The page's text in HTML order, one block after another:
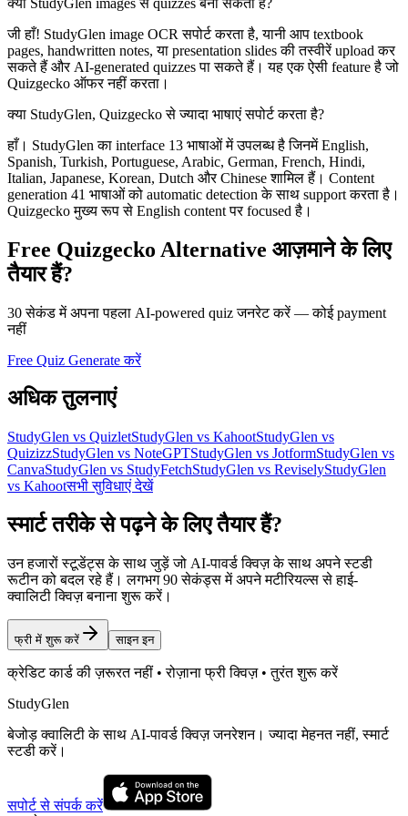
जी हाँ! StudyGlen image OCR सपोर्ट करता है, यानी आप textbook
pages, handwritten notes, या presentation slides की तस्वीरें upload कर
सकते हैं और AI-generated quizzes पा सकते हैं। यह एक ऐसी feature है जो
Quizgecko ऑफर नहीं करता।
क्या StudyGlen, Quizgecko से ज्यादा भाषाएं सपोर्ट करता है?
हाँ। StudyGlen का interface 13 भाषाओं में उपलब्ध है जिनमें English,
Spanish, Turkish, Portuguese, Arabic, German, French, Hindi,
Italian, Japanese, Korean, Dutch और Chinese शामिल हैं। Content
generation 41 भाषाओं को automatic detection के साथ support करता है।
Quizgecko मुख्य रूप से English content पर focused है।
Free Quizgecko Alternative आज़माने के लिए
तैयार हैं?
30 सेकंड में अपना पहला AI-powered quiz जनरेट करें — कोई payment
नहीं
Free Quiz Generate करें
अधिक तुलनाएं
StudyGlen vs QuizletStudyGlen vs KahootStudyGlen vs
QuizizzStudyGlen vs NoteGPTStudyGlen vs JotformStudyGlen vs
CanvaStudyGlen vs StudyFetchStudyGlen vs ReviselyStudyGlen
vs Kahootसभी सुविधाएं देखें
स्मार्ट तरीके से पढ़ने के लिए तैयार हैं?
उन हजारों स्टूडेंट्स के साथ जुड़ें जो AI-पावर्ड क्विज़ के साथ अपने स्टडी
रूटीन को बदल रहे हैं। लगभग 90 सेकंड्स में अपने मटीरियल्स से हाई-
क्वालिटी क्विज़ बनाना शुरू करें।
फ्री में शुरू करें साइन इन
क्रेडिट कार्ड की ज़रूरत नहीं • रोज़ाना फ्री क्विज़ • तुरंत शुरू करें
StudyGlen
बेजोड़ क्वालिटी के साथ AI-पावर्ड क्विज़ जनरेशन। ज्यादा मेहनत नहीं, स्मार्ट
स्टडी करें।
सपोर्ट से संपर्क करें